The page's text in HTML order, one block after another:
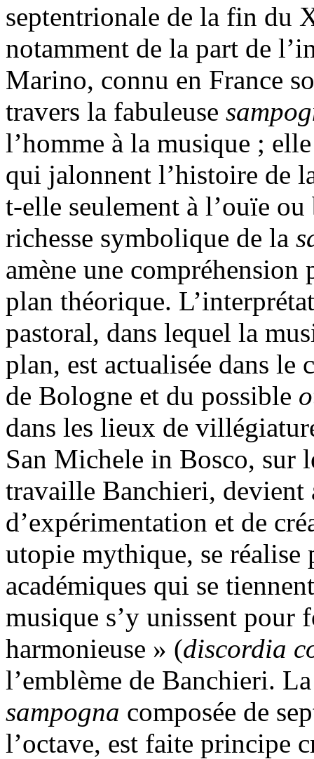
septentrionale de la fin du
notamment de la part de
Marino, connu en France
travers la fabuleuse
l’homme à la musique ;
qui jalonnent l’histoire de
t-elle seulement à l’ouïe
richesse symbolique de la
amène une
plan théorique.
pastoral, dans lequel la
plan, est actualisée dans le
de Bologne et du possible
dans les lieux de
San Michele in Bosco, sur
travaille Banchieri,
d’expérimentation et de
utopie mythique, se réalise
académiques qui se
musique s’y unissent pour
harmonieuse » (discordia
l’emblème de Banchieri.
sampogna composée de
l’octave, est faite principe